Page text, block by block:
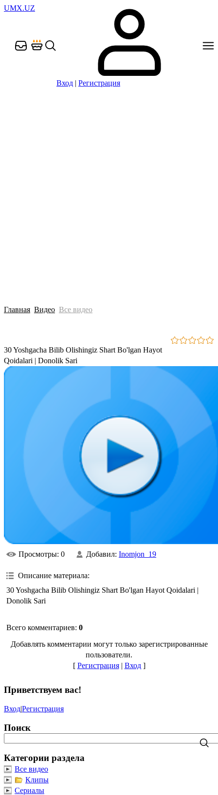
UMX.UZ
Вход | Регистрация
Главная Видео Все видео
30 Yoshgacha Bilib Olishingiz Shart Bo'lgan Hayot
Qoidalari | Donolik Sari
Просмотры: 0 Добавил: Inomjon_19
Описание материала:
30 Yoshgacha Bilib Olishingiz Shart Bo'lgan Hayot Qoidalari |
Donolik Sari
Всего комментариев: 0
Добавлять комментарии могут только зарегистрированные
пользователи.
[ Регистрация| Вход]
Приветствуем вас!
Вход|Регистрация
Поиск
Категории раздела
Все видео
Клипы
Сериалы